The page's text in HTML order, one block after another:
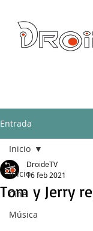
Entrada
Inicio
Cine
Música
Inicio
Tom y Jerry
DroideTV
16 feb 2021